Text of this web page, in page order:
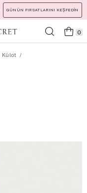
GÜNÜN FIRSATLARINI KEŞFEDİN
0
Külot